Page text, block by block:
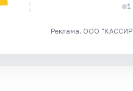
Реклама. ООО